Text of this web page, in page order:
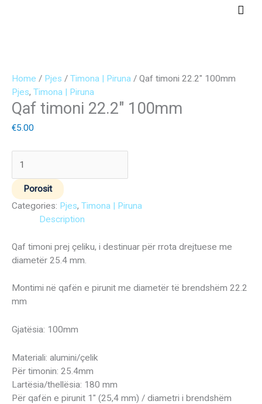
Main
Home / Pjes / Timona | Piruna / Qaf timoni 22.2″ 100mm
Pjes, Timona | Piruna
Qaf timoni 22.2″ 100mm
€5.00
timoni
22.2"
100mm
quantity
Porosit
Categories: Pjes, Timona | Piruna
Description
Qaf timoni prej çeliku, i destinuar për rrota drejtuese me
diametër 25.4 mm.
Montimi në qafën e pirunit me diametër të brendshëm 22.2
mm
Gjatësia: 100mm
Materiali: alumini/çelik
Për timonin: 25.4mm
Lartësia/thellësia: 180 mm
Për qafën e pirunit 1″ (25,4 mm) / diametri i brendshëm